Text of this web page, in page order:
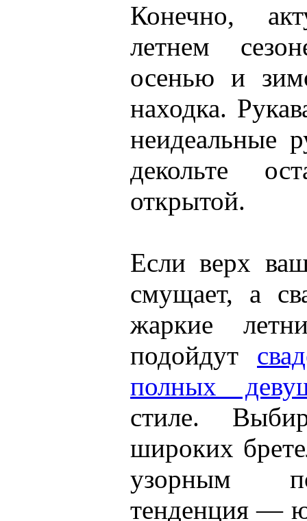
Конечно,
летнем
осенью и
находка.
неидеальные
декольте
открытой.
Если верх
смущает, а
жаркие
подойдут
полных
стиле.
широких
узорным
тенденция —